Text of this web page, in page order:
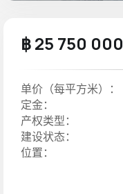
฿ 25 750 000
单价（每平方米）：
定金：
产权类型：
建设状态：
位置：